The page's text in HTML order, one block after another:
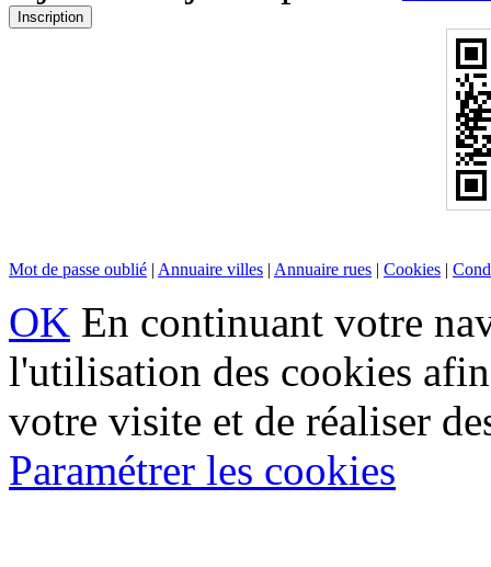
Mot de passe oublié | Annuaire villes | Annuaire rues | Cookies |
OK En continuant votre
l'utilisation des cookies
votre visite et de réaliser
Paramétrer les cookies